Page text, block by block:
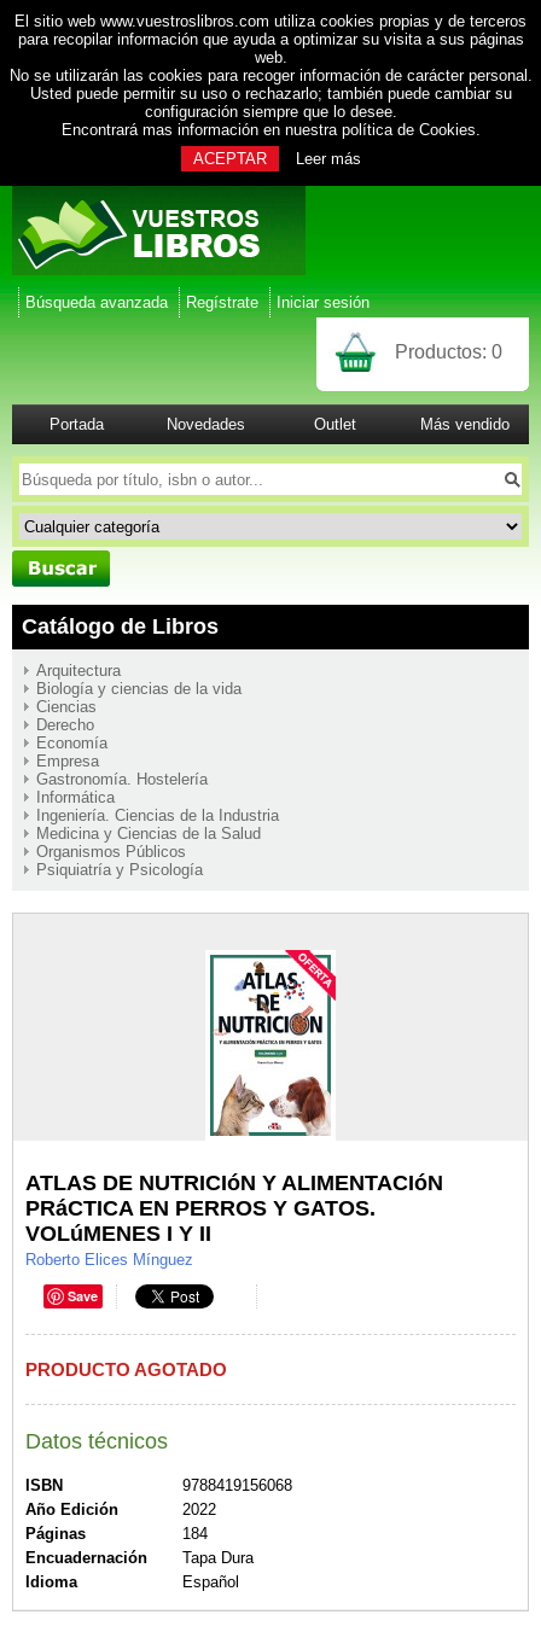
El sitio web www.vuestroslibros.com utiliza cookies propias y de terceros
para recopilar información que ayuda a optimizar su visita a sus páginas
web.
No se utilizarán las cookies para recoger información de carácter personal.
Usted puede permitir su uso o rechazarlo; también puede cambiar su
configuración siempre que lo desee.
Encontrará mas información en nuestra política de Cookies.
ACEPTAR
Leer más
Búsqueda avanzada Regístrate Iniciar sesión
Productos: 0
Portada Novedades Outlet Más vendido
Catálogo de Libros
Arquitectura
Biología y ciencias de la vida
Ciencias
Derecho
Economía
Empresa
Gastronomía. Hostelería
Informática
Ingeniería. Ciencias de la Industria
Medicina y Ciencias de la Salud
Organismos Públicos
Psiquiatría y Psicología
ATLAS DE NUTRICIóN Y ALIMENTACIóN
PRáCTICA EN PERROS Y GATOS.
VOLúMENES I Y II
Roberto Elices Mínguez
Save
PRODUCTO AGOTADO
Datos técnicos
ISBN
9788419156068
Año Edición
2022
Páginas
184
Encuadernación
Tapa Dura
Idioma
Español